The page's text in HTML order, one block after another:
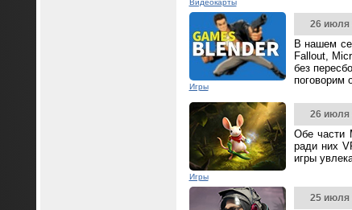
Видеокарты
Игры
26 июля
В нашем
Fallout,
без
поговорим
Игры
26 июля
Обе части
ради них
игры
25 июля